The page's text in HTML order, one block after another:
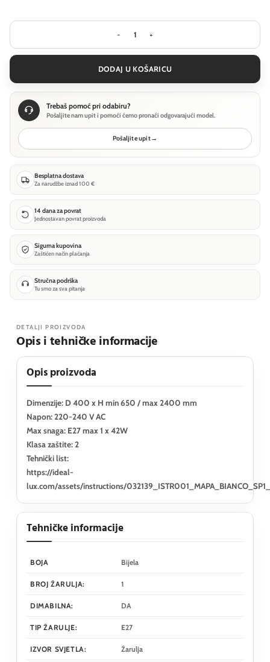
Visilica Ideal Lux MAPA SP1 D40 -
DODAJ U KOŠARICU
Trebaš pomoć pri odabiru?
Pošaljite nam upit i pomoći ćemo pronaći odgovarajući model.
Pošaljite upit→
Besplatna dostava
Za narudžbe iznad 100 €
14 dana za povrat
Jednostavan povrat proizvoda
Sigurna kupovina
Zaštićen način plaćanja
Stručna podrška
Tu smo za sva pitanja
DETALJI PROIZVODA
Opis i tehničke informacije
Opis proizvoda
Dimenzije: D 400 x H min 650 / max 2400 mm
Napon: 220-240 V AC
Max snaga: E27 max 1 x 42W
Klasa zaštite: 2
Tehnički list:
https://ideal-
lux.com/assets/instructions/
Tehničke informacije
BOJA Bijela
BROJ ŽARULJA: 1
DIMABILNA: DA
TIP ŽARULJE: E27
IZVOR SVJETLA: Žarulja